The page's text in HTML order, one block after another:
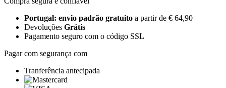
Portugal: envio padrão gratuito a partir de € 64,90
Devoluções Grátis
Pagamento seguro com o código SSL
Pagar com segurança com
Tranferência antecipada